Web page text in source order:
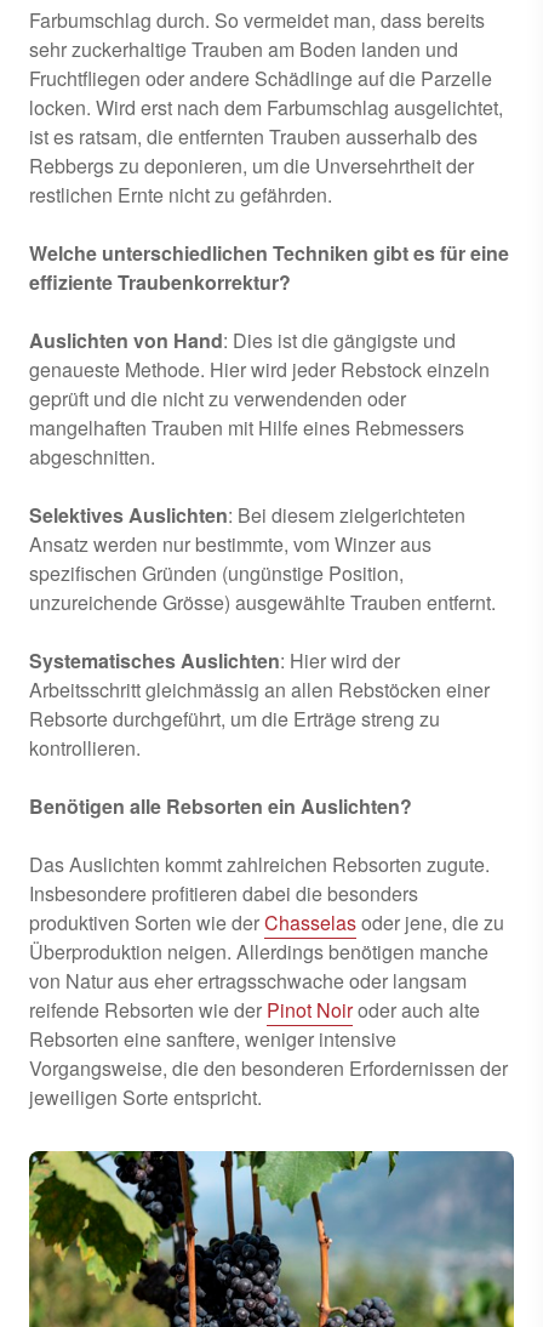
Farbumschlag durch. So vermeidet man, dass bereits
sehr zuckerhaltige Trauben am Boden landen und
Fruchtfliegen oder andere Schädlinge auf die Parzelle
locken. Wird erst nach dem Farbumschlag ausgelichtet,
ist es ratsam, die entfernten Trauben ausserhalb des
Rebbergs zu deponieren, um die Unversehrtheit der
restlichen Ernte nicht zu gefährden.
Welche unterschiedlichen Techniken gibt es für eine
effiziente Traubenkorrektur?
Auslichten von Hand: Dies ist die gängigste und
genaueste Methode. Hier wird jeder Rebstock einzeln
geprüft und die nicht zu verwendenden oder
mangelhaften Trauben mit Hilfe eines Rebmessers
abgeschnitten.
Selektives Auslichten: Bei diesem zielgerichteten
Ansatz werden nur bestimmte, vom Winzer aus
spezifischen Gründen (ungünstige Position,
unzureichende Grösse) ausgewählte Trauben entfernt.
Systematisches Auslichten: Hier wird der
Arbeitsschritt gleichmässig an allen Rebstöcken einer
Rebsorte durchgeführt, um die Erträge streng zu
kontrollieren.
Benötigen alle Rebsorten ein Auslichten?
Das Auslichten kommt zahlreichen Rebsorten zugute.
Insbesondere profitieren dabei die besonders
produktiven Sorten wie derChasselasoder jene, die zu
Überproduktion neigen. Allerdings benötigen manche
von Natur aus eher ertragsschwache oder langsam
reifende Rebsorten wie der Pinot Noiroder auch alte
Rebsorten eine sanftere, weniger intensive
Vorgangsweise, die den besonderen Erfordernissen der
jeweiligen Sorte entspricht.